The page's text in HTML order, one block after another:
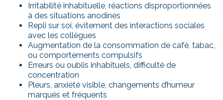
Irritabilité inhabituelle, réactions disproportionnées
à des situations anodines
Repli sur soi, évitement des interactions sociales
avec les collègues
Augmentation de la consommation de café, tabac,
ou comportements compulsifs
Erreurs ou oublis inhabituels, difficulté de
concentration
Pleurs, anxiété visible, changements d’humeur
marqués et fréquents